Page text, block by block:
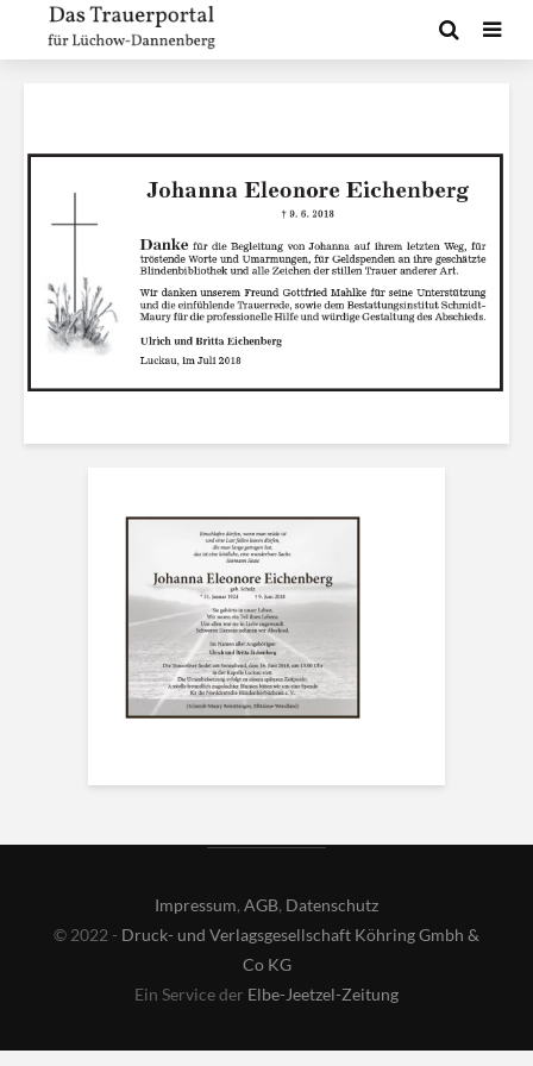
Impressum, AGB, Datenschutz
© 2022 - Druck- und Verlagsgesellschaft Köhring Gmbh &
Co KG
Ein Service der Elbe-Jeetzel-Zeitung